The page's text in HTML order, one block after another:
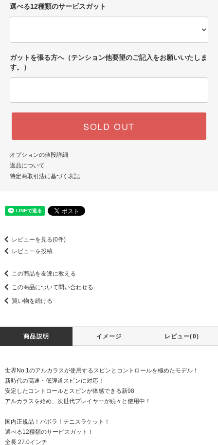
選べる12種類のサービスガット
ガットを張る方へ（テンション他要望のご記入をお願いいたしま
す。）
SOLD OUT
オプションの値段詳細
返品について
特定商取引法に基づく表記
レビューを見る(0件)
レビューを投稿
この商品を友達に教える
この商品について問い合わせる
買い物を続ける
商品説明 イメージ レビュー(0)
世界No.1のアルカラスが使用するスピンとコントロールを極めたモデル！
新時代の高速・低弾道スピンに対応！
安定したコントロールとスピンが体感できる新98
アルカラスを始め、次世代プレイヤーが続々と使用中！
国内正規品！バボラ！テニスラケット！
選べる12種類のサービスガット！
全長 27.0インチ